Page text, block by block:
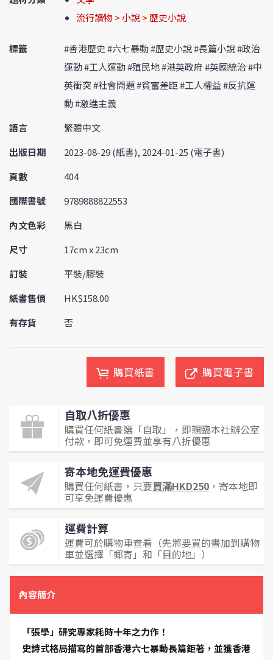
流行讀物 > 小說 > 歷史小說
標籤
#香港歷史 #六七暴動 #歷史小說 #長篇小說 #政治
運動 #工人運動 #殖民地 #港英政府 #英國統治 #中
英衝突 #社會問題 #貧富差距 #工人權益 #反抗運
動 #激進主義
語言
繁體中文
出版日期
2023-08-29 (紙書), 2024-01-25 (電子書)
頁數
404
國際書號
9789888822553
內文色彩
黑白
尺寸
17cm x 23cm
訂裝
平裝/膠裝
紙書售價
HK$158.00
有存貨
否
購買紙書 購買電子書
自取八折優惠
購買任何紙書選「自取」，即親臨本社辦公室
付款，即可免運費並享有八折優惠
寄本地免運費優惠
購買任何紙書，只要買滿HKD250 ，寄本地即
可享免運費優惠
運費計算
運費可於購物車查看（先將要買的書加到購物
車並選擇「郵寄」和「目的地」）
內容簡介
「張學」研究專家耗時十年之力作！
史詩式格局描寫的首部香港六七暴動長篇鉅著，並獲香港